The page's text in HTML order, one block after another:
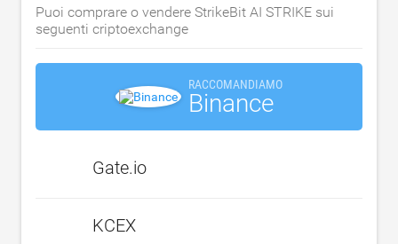
Puoi comprare o vendere StrikeBit AI STRIKE sui
seguenti criptoexchange
RACCOMANDIAMO
Binance
Gate.io
KCEX